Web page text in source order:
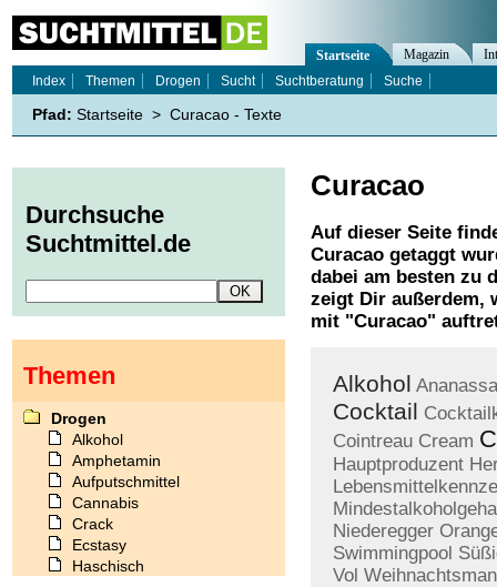
Curacao
Auf dieser Seite
Curacao getaggt
dabei am besten zu
zeigt Dir außerdem,
mit "Curacao"
Alkohol
Cocktail
Cointreau Cream
Hauptproduzent
Niederegger
Swimmingpool
Vol
Startseite Magazin
Index
Themen Drogen Sucht Suchtberatung Suche
Pfad: Startseite > Curacao - Texte
Durchsuche
Suchtmittel.de
Themen
Drogen
Alkohol
Amphetamin
Aufputschmittel
Cannabis
Crack
Ecstasy
Haschisch